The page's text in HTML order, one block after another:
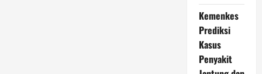
Kemenkes
Prediksi
Kasus
Penyakit